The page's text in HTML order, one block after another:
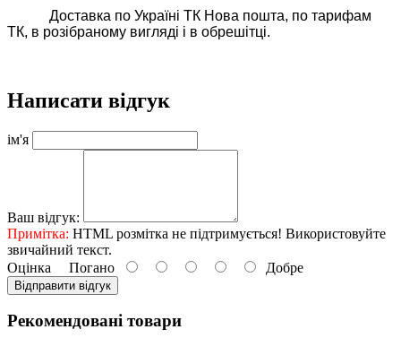
Доставка по Україні ТК Нова пошта, по тарифам
ТК, в розібраному вигляді і в обрешітці.
Написати відгук
ім'я
Ваш відгук:
Примітка: HTML розмітка не підтримується! Використовуйте
звичайний текст.
Оцінка Погано Добре
Відправити відгук
Рекомендовані товари